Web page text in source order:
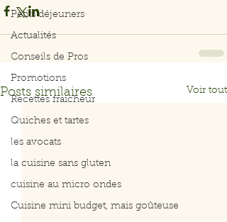
Petits déjeuners
Actualités
Conseils de Pros
Promotions
Recettes fraicheur
Quiches et tartes
les avocats
la cuisine sans gluten
cuisine au micro ondes
Cuisine mini budget, mais goûteuse
Posts similaires Voir tout